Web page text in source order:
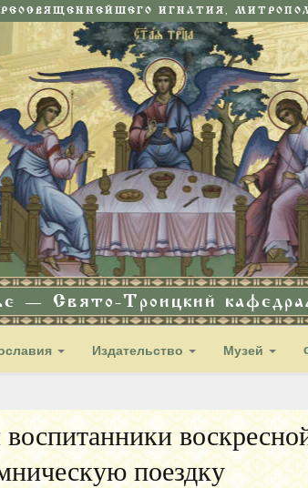
ИГНАТИЯ,
— Свято-Троицкий
Издательство Музей
воспитанники
поездку